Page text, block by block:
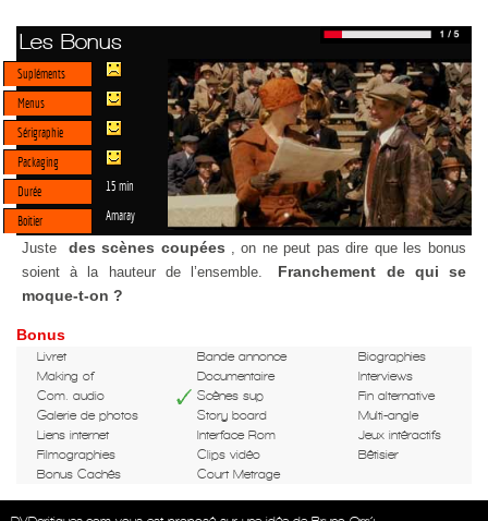
Les Bonus
Supléments
Menus
Sérigraphie
Packaging
Durée
15 min
Boitier Amaray
Juste des scènes coupées
, on ne peut pas dire que les bonus
soient à la hauteur de l’ensemble.
Franchement de qui se
moque-t-on ?
Bonus
Livret Bande annonce
Biographies
Making of
Documentaire
Interviews
Com. audio
Scènes sup
Fin alternative
Galerie de photos
Story board
Multi-angle
Liens internet
Interface Rom
Jeux intéractifs
Filmographies
Clips vidéo
Bêtisier
Bonus Cachés
Court Metrage